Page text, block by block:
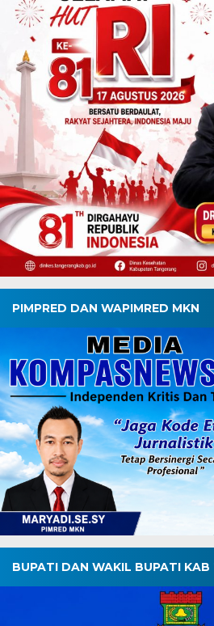
PIMPRED DAN WAPIMRED MKN
BUPATI DAN WAKIL BUPATI KAB